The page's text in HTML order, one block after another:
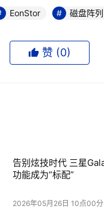
，一系列全新的
将正式面市。
的产品及服务，以答
支持与关注。
EonStor 磁盘阵列
赞 (0)
告别炫技时代 三星
功能成为“标配”
2026年05月26日 10点00分